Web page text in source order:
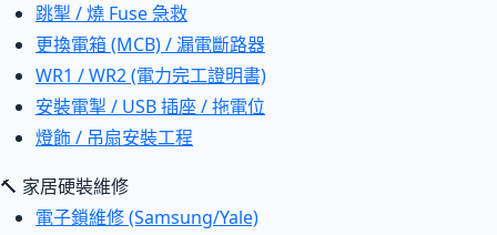
跳掣 / 燒 Fuse 急救
更換電箱 (MCB) / 漏電斷路器
WR1 / WR2 (電力完工證明書)
安裝電掣 / USB 插座 / 拖電位
燈飾 / 吊扇安裝工程
🔨 家居硬裝維修
電子鎖維修 (Samsung/Yale)